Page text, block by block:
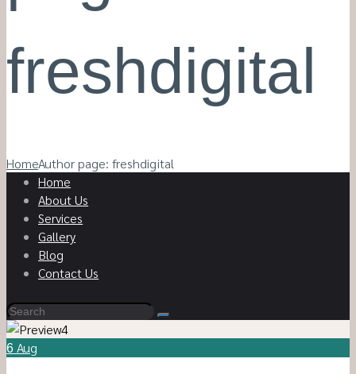
freshdigital
HomeAuthor page: freshdigital
Home
About Us
Services
Gallery
Blog
Contact Us
6 Aug